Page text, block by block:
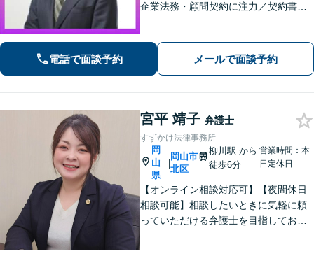
企業法務・顧問契約に注力／契約書・
ポート【企業側の労働トラブル解決に
注力】【淀屋橋駅・北浜駅すぐ】
電話で面談予約 メールで面談予約
宮平 靖子 弁護士
すずかけ法律事務所
岡
山
県
|
岡山市
北区
柳川駅から
徒歩6分
営業時間：本
日定休日
【オンライン相談対応可】【夜間休日
相談可能】相談したいときに気軽に頼
っていただける弁護士を目指しており